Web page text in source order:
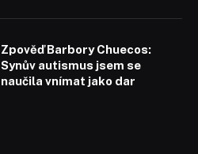
Zpověď Barbory Chuecos:
Synův autismus jsem se
naučila vnímat jako dar